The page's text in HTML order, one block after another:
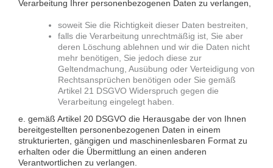
Verarbeitung Ihrer personenbezogenen Daten zu verlangen,
soweit Sie die Richtigkeit dieser Daten bestreiten,
falls die Verarbeitung unrechtmäßig ist, Sie aber
deren Löschung ablehnen und wir die Daten nicht
mehr benötigen, Sie jedoch diese zur
Geltendmachung, Ausübung oder Verteidigung von
Rechtsansprüchen benötigen oder Sie gemäß
Artikel 21 DSGVO Widerspruch gegen die
Verarbeitung eingelegt haben.
e. gemäß Artikel 20 DSGVO die Herausgabe der von Ihnen
bereitgestellten personenbezogenen Daten in einem
strukturierten, gängigen und maschinenlesbaren Format zu
erhalten oder die Übermittlung an einen anderen
Verantwortlichen zu verlangen.